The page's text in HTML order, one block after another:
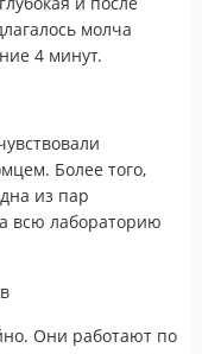
молча
4 минут.
Более того,
из пар
всю лабораторию
Они работают по